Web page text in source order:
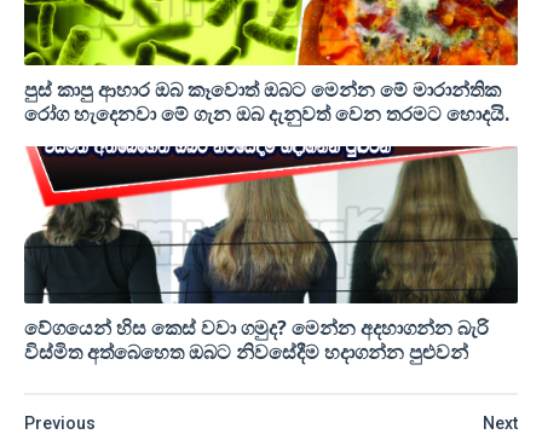
පුස් කාපු ආහාර ඔබ කෑවොත් ඔබට මෙන්න මේ මාරාන්තික
රෝග හැදෙනවා මේ ගැන ඔබ දැනුවත් වෙන තරමට හොදයි.
වේගයෙන් හිස කෙස් වවා ගමුද? මෙන්න අදහාගන්න බැරි
විස්මිත අත්බෙහෙත ඔබට නිවසේදීම හදාගන්න පුළුවන්
Next
Previous